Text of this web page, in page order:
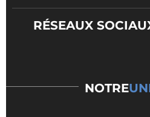
RÉSEAUX
NOTRE